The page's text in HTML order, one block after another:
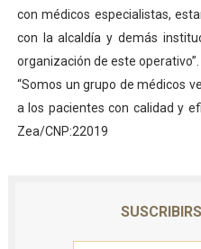
con médicos especialistas,
con la alcaldía y demás
organización de este operativo”.
“Somos un grupo de médicos
a los pacientes con calidad y
Zea/CNP:22019